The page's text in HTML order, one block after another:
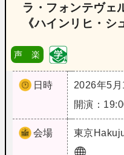
ラ・フォンテヴェ
《ハインリヒ・シ
声 楽
日時
2026年5月
開演：
会場 東京